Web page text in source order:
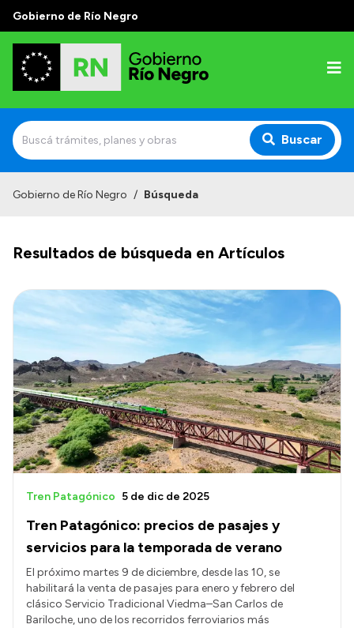
Gobierno de Río Negro
Buscar
Prensa
Autoridades y Organismos
Discursos en la Legislatura
Casa de Gobierno
Acerca de Río Negro
Historia
Geografía
Invertí en Río Negro
Transparencia
Presupuesto
Boletín Oficial
Compras y licitaciones
Gobierno de Río Negro / Búsqueda
Resultados de búsqueda en Artículos
Tren Patagónico: precios de pasajes y
servicios para la temporada de verano
Tren Patagónico 5 de dic de 2025
El próximo martes 9 de diciembre, desde las 10, se
habilitará la venta de pasajes para enero y febrero del
clásico Servicio Tradicional Viedma–San Carlos de
Bariloche, uno de los recorridos ferroviarios más